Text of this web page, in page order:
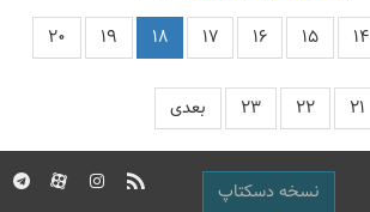
۱۴ ۱۵ ۱۶ ۱۷ ۱۸ ۱۹ ۲۰
۲۱ ۲۲ ۲۳ بعدی
نسخه دسکتاپ